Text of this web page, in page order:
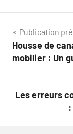
de
Publication
Housse de
mobilier : Un
Les erreurs